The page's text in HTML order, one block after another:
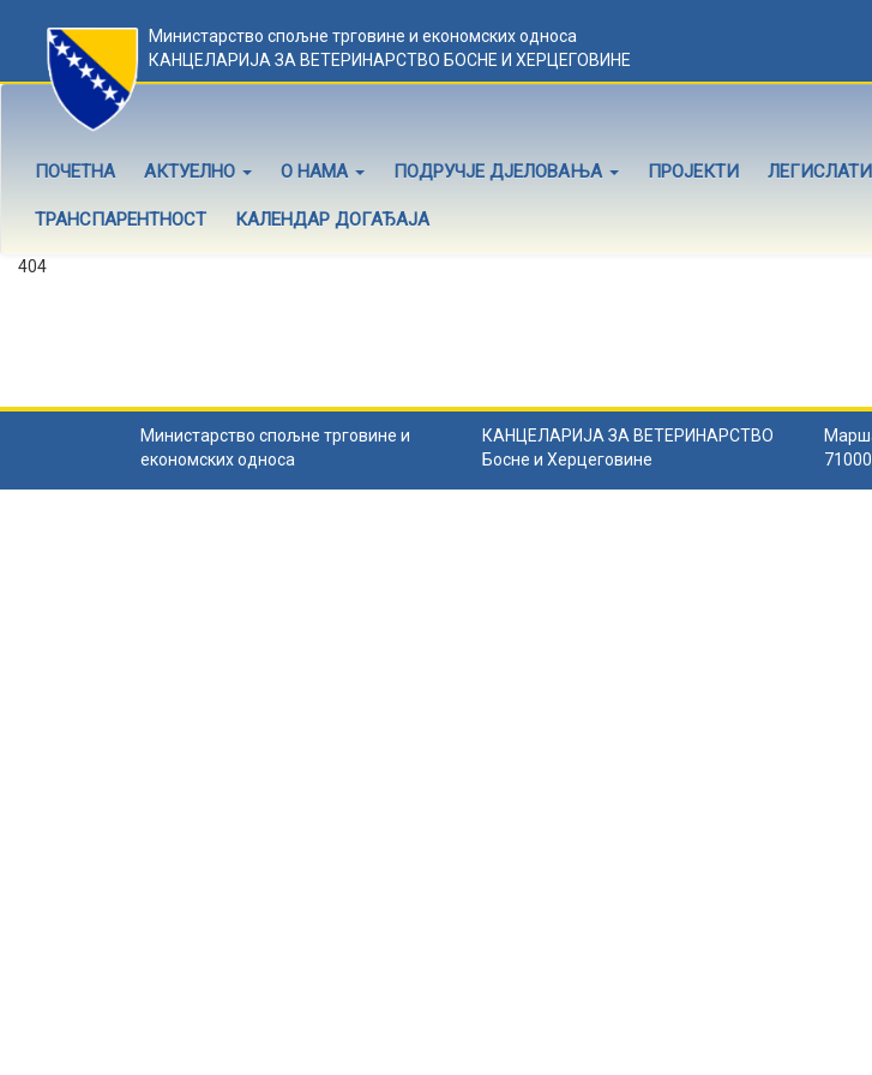
Министарство спољне трговине и економских односа
КАНЦЕЛАРИЈА ЗА ВЕТЕРИНАРСТВО БОСНЕ И ХЕРЦЕГОВИНЕ
ПОЧЕТНА АКТУЕЛНО О НАМА ПОДРУЧЈЕ ДЈЕЛОВАЊА ПРОЈЕКТИ
ТРАНСПАРЕНТНОСТ КАЛЕНДАР ДОГАЂАЈА
404
Министарство спољне трговине и
економских односа
КАНЦЕЛАРИЈА ЗА ВЕТЕРИНАРСТВО
Босне и Херцеговине